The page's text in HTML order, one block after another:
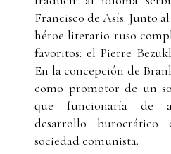
Francisco de Asís. Junto
héroe literario ruso
favoritos: el Pierre
En la concepción de
como promotor de un
que funcionaría de
desarrollo
sociedad comunista.